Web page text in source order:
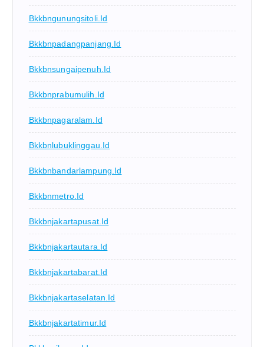
Bkkbngunungsitoli.id
Bkkbnpadangpanjang.id
Bkkbnsungaipenuh.id
Bkkbnprabumulih.id
Bkkbnpagaralam.id
Bkkbnlubuklinggau.id
Bkkbnbandarlampung.id
Bkkbnmetro.id
Bkkbnjakartapusat.id
Bkkbnjakartautara.id
Bkkbnjakartabarat.id
Bkkbnjakartaselatan.id
Bkkbnjakartatimur.id